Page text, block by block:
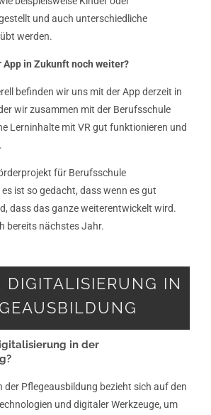
und auch unterschiedliche
werden.
App in Zukunft noch weiter?
befinden wir uns mit der App derzeit in
wir zusammen mit der Berufsschule
Lerninhalte mit VR gut funktionieren und
für Berufsschule
ist so gedacht, dass wenn es gut
dass das ganze weiterentwickelt wird.
bereits nächstes Jahr.
DIGITALISIERUNG IN
in der
der Pflegeausbildung bezieht sich auf den
und digitaler Werkzeuge, um